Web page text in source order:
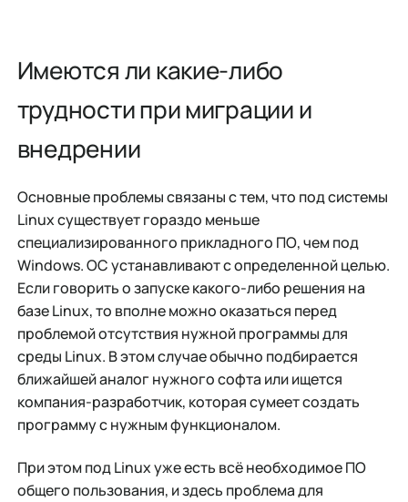
Имеются ли какие-либо
трудности при миграции и
внедрении
Основные проблемы связаны с тем, что под системы
Linux существует гораздо меньше
специализированного прикладного ПО, чем под
Windows. ОС устанавливают с определенной целью.
Если говорить о запуске какого-либо решения на
базе Linux, то вполне можно оказаться перед
проблемой отсутствия нужной программы для
среды Linux. В этом случае обычно подбирается
ближайшей аналог нужного софта или ищется
компания-разработчик, которая сумеет создать
программу с нужным функционалом.
При этом под Linux уже есть всё необходимое ПО
общего пользования, и здесь проблема для